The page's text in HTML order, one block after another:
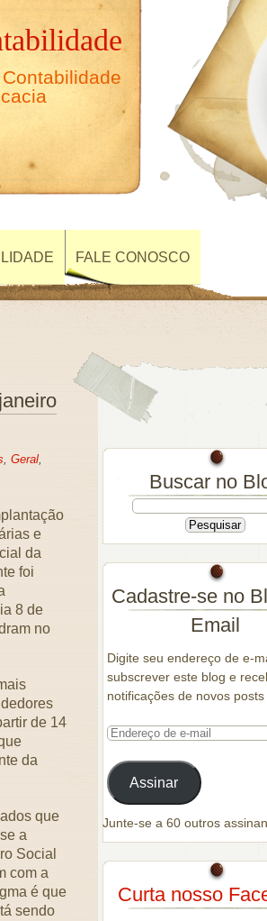
FALE CONOSCO
, Geral,
e
da
foi
8 de
no
de 14
da
que
a
Social
com a
é que
sendo
Buscar no
Cadastre-se no
Email
Digite seu endereço de e-
subscrever este blog e
notificações de novos posts
Assinar
Junte-se a 60 outros
Curta nosso